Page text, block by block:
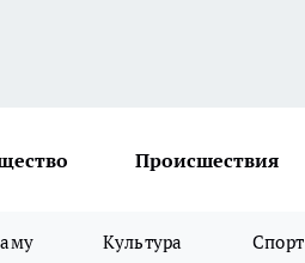
Происшествия
Культура Спорт